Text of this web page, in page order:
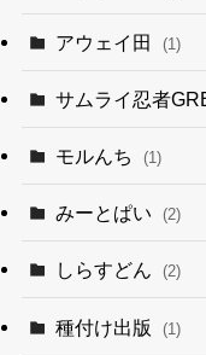
アウェイ田 (1)
サムライ忍者
モルんち (1)
みーとぱい (2)
しらすどん (2)
種付け出版 (1)